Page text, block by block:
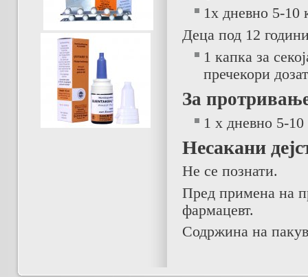
1x дневно 5-10
Деца под 12
1 капка за
пречекори
За
1 x дневно 5-
Несакани
Не се познати.
Пред примена на
фармацевт.
Содржина на